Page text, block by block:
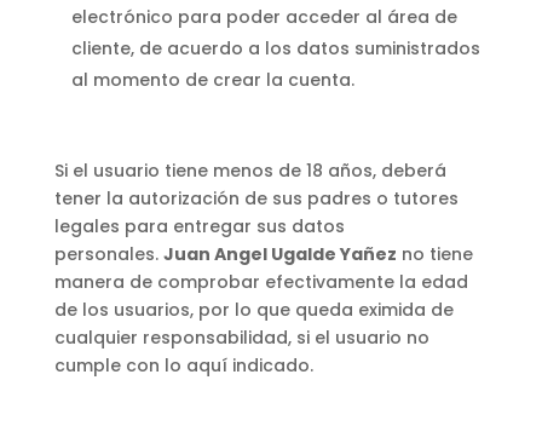
electrónico para poder acceder al área de
cliente, de acuerdo a los datos suministrados
al momento de crear la cuenta.
Si el usuario tiene menos de 18 años, deberá
tener la autorización de sus padres o tutores
legales para entregar sus datos
personales. Juan Angel Ugalde Yañez no tiene
manera de comprobar efectivamente la edad
de los usuarios, por lo que queda eximida de
cualquier responsabilidad, si el usuario no
cumple con lo aquí indicado.